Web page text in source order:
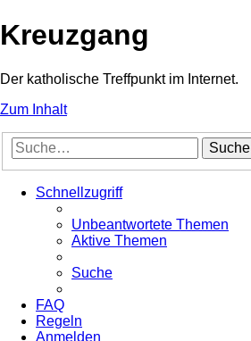
Kreuzgang
Der katholische Treffpunkt im Internet.
Zum Inhalt
Suche
Schnellzugriff
Unbeantwortete Themen
Aktive Themen
Suche
FAQ
Regeln
Anmelden